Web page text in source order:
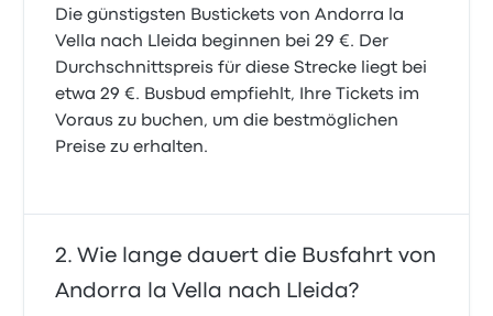
Die günstigsten Bustickets von Andorra la
Vella nach Lleida beginnen bei 29 €. Der
Durchschnittspreis für diese Strecke liegt bei
etwa 29 €. Busbud empfiehlt, Ihre Tickets im
Voraus zu buchen, um die bestmöglichen
Preise zu erhalten.
Wie lange dauert die Busfahrt von
Andorra la Vella nach Lleida?